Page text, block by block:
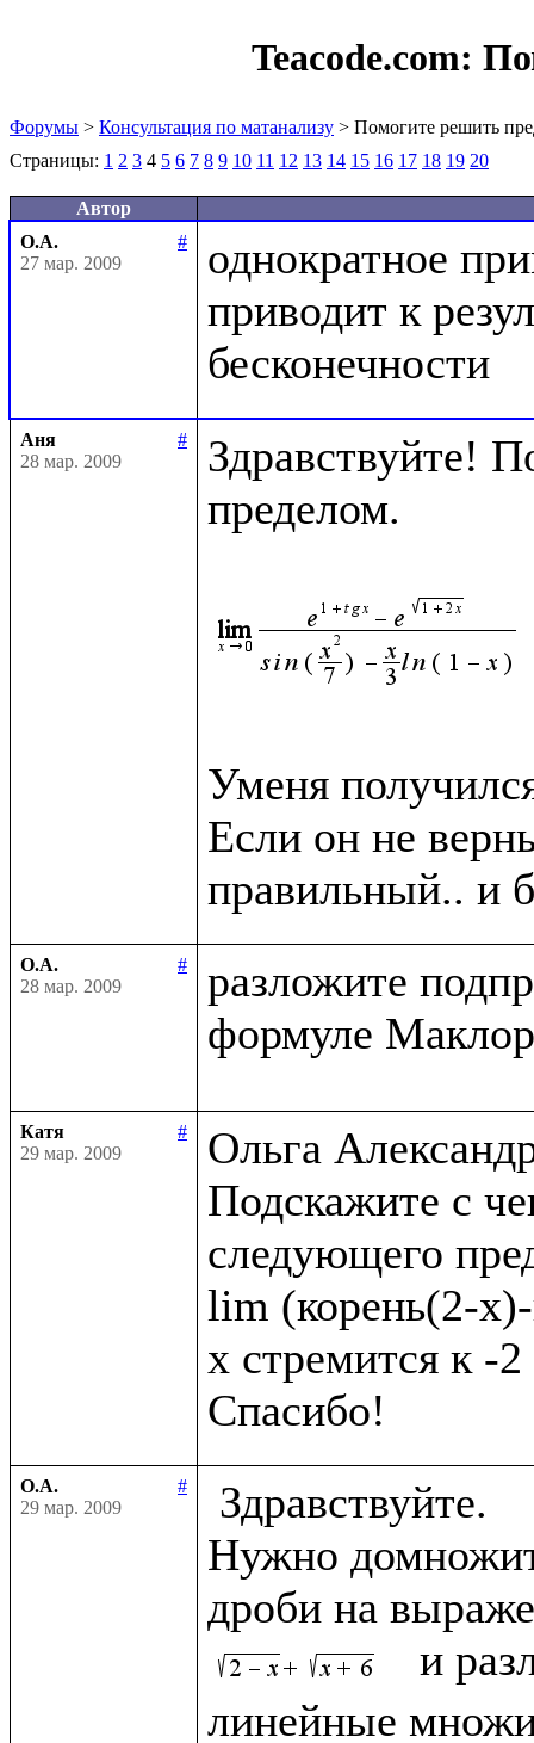
Teacode.com:
Форумы > Консультация по матанализу > Помогите решить
Страницы: 1 2 3 4 5 6 7 8 9 10 11 12 13 14 15 16 17 18 19 20
Автор
О.А.
#
27 мар. 2009
однократное
приводит к
Аня
#
28 мар. 2009
Здравствуйте!
пределом.
Уменя
Если он не
О.А.
#
28 мар. 2009
разложите
формуле
Катя
#
29 мар. 2009
Ольга
Подскажите с
следующего
lim (корень(2-
x стремится к -2
О.А.
#
29 мар. 2009
Нужно
дроби на
и